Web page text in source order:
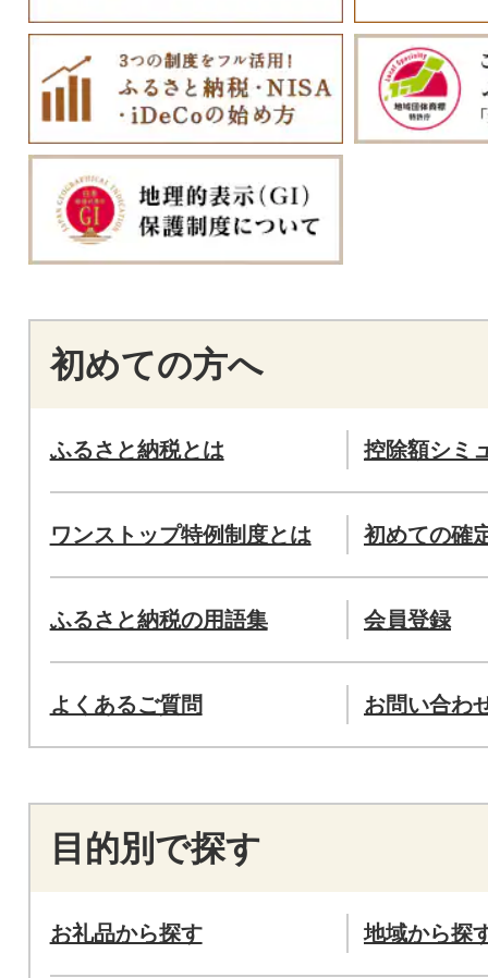
初めての方へ
ふるさと納税とは 控除額シミ
ワンストップ特例制度とは 初めての確
ふるさと納税の用語集 会員登録
よくあるご質問 お問い合わ
目的別で探す
お礼品から探す 地域から探